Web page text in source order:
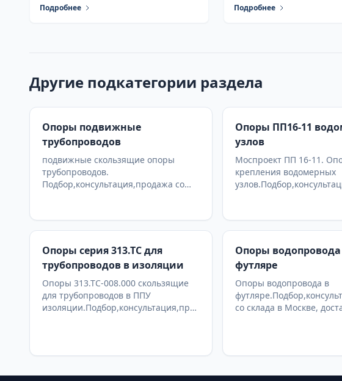
Подробнее Подробнее
Другие подкатегории раздела
Опоры подвижные
трубопроводов
подвижные скользящие опоры
трубопроводов.
Подбор,консультация,продажа со
Опоры ПП16-11
узлов
Моспроект ПП 16-11.
крепления водомерных
Опоры серия 313.ТС для
трубопроводов в изоляции
Опоры 313.ТС-008.000 скользящие
для трубопроводов в ППУ
изоляции.Подбор,консультация,продажа
Опоры
футляре
Опоры водопровода в
со склада в Москве,